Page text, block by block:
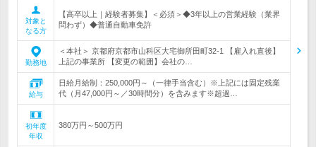
対象と
なる方
【高卒以上｜経験者募集】＜必須＞◆3年以上の営業経験（業界
問わず）◆普通自動車免許
勤務地
＜本社＞ 京都府京都市山科区大宅御所田町32-1 【雇入れ直後】
上記の事業所 【変更の範囲】会社の…
給与
日給月給制：250,000円～（一律手当含む）※上記には固定残業
代（月47,000円～／30時間分）を含みます※超過…
初年度
年収
380万円～500万円